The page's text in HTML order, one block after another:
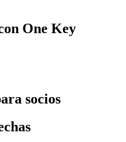
One Key
socios